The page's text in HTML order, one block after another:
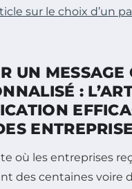
sur le choix d’un
UN MESSAGE
:
où les entreprises
des centaines voire